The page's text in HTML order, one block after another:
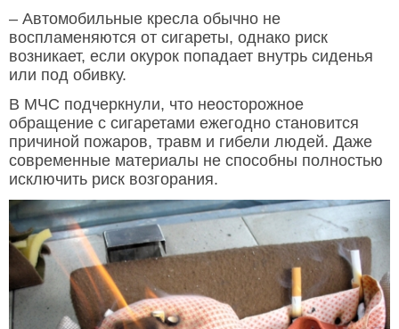
– Автомобильные кресла обычно не
воспламеняются от сигареты, однако риск
возникает, если окурок попадает внутрь сиденья
или под обивку.
В МЧС подчеркнули, что неосторожное
обращение с сигаретами ежегодно становится
причиной пожаров, травм и гибели людей. Даже
современные материалы не способны полностью
исключить риск возгорания.